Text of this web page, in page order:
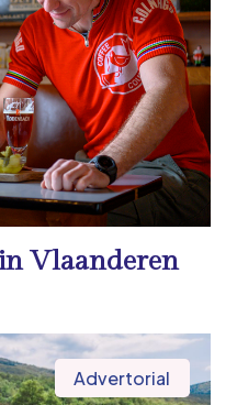
Vlaanderen
Advertorial